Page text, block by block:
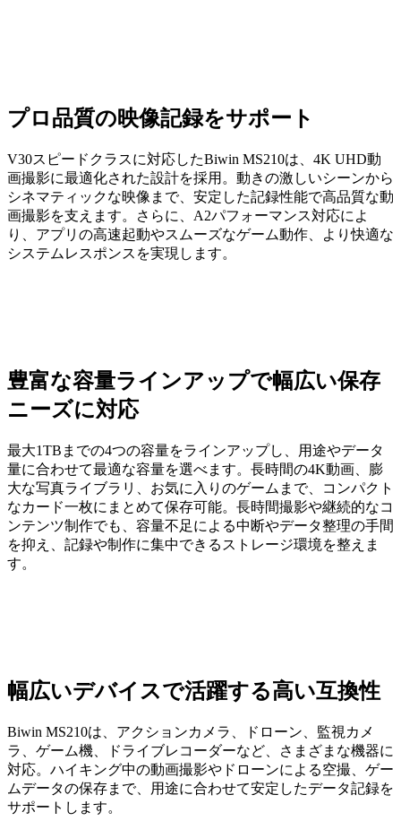
プロ品質の映像記録をサポート
V30スピードクラスに対応したBiwin MS210は、4K UHD動
画撮影に最適化された設計を採用。動きの激しいシーンから
シネマティックな映像まで、安定した記録性能で高品質な動
画撮影を支えます。さらに、A2パフォーマンス対応によ
り、アプリの高速起動やスムーズなゲーム動作、より快適な
システムレスポンスを実現します。
豊富な容量ラインアップで幅広い保存
ニーズに対応
最大1TBまでの4つの容量をラインアップし、用途やデータ
量に合わせて最適な容量を選べます。長時間の4K動画、膨
大な写真ライブラリ、お気に入りのゲームまで、コンパクト
なカード一枚にまとめて保存可能。長時間撮影や継続的なコ
ンテンツ制作でも、容量不足による中断やデータ整理の手間
を抑え、記録や制作に集中できるストレージ環境を整えま
す。
幅広いデバイスで活躍する高い互換性
Biwin MS210は、アクションカメラ、ドローン、監視カメ
ラ、ゲーム機、ドライブレコーダーなど、さまざまな機器に
対応。ハイキング中の動画撮影やドローンによる空撮、ゲー
ムデータの保存まで、用途に合わせて安定したデータ記録を
サポートします。